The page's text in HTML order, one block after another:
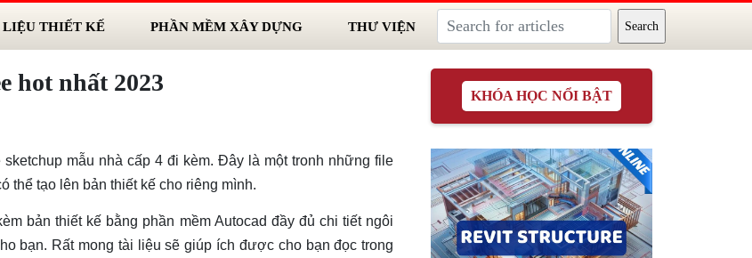
THIẾT KẾ PHẦN MỀM XÂY DỰNG THƯ VIỆN
hot nhất 2023
mẫu nhà cấp 4 đi kèm. Đây là một tronh những file
thể tạo lên bản thiết kế cho riêng mình.
bản thiết kế bằng phần mềm Autocad đầy đủ chi tiết ngôi
bạn. Rất mong tài liệu sẽ giúp ích được cho bạn đọc trong
KHÓA HỌC NỔI BẬT